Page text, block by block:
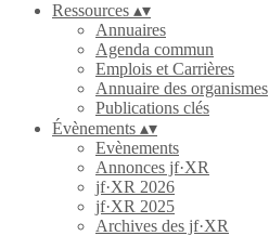
Ressources ▴▾
Annuaires
Agenda commun
Emplois et Carrières
Annuaire des organismes
Publications clés
Évènements ▴▾
Evènements
Annonces jf·XR
jf·XR 2026
jf·XR 2025
Archives des jf·XR